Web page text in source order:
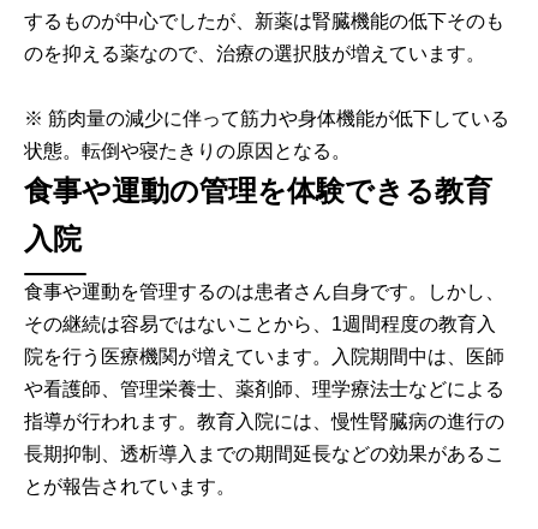
するものが中心でしたが、新薬は腎臓機能の低下そのも
のを抑える薬なので、治療の選択肢が増えています。
※ 筋肉量の減少に伴って筋力や身体機能が低下している
状態。転倒や寝たきりの原因となる。
食事や運動の管理を体験できる教育
入院
食事や運動を管理するのは患者さん自身です。しかし、
その継続は容易ではないことから、1週間程度の教育入
院を行う医療機関が増えています。入院期間中は、医師
や看護師、管理栄養士、薬剤師、理学療法士などによる
指導が行われます。教育入院には、慢性腎臓病の進行の
長期抑制、透析導入までの期間延長などの効果があるこ
とが報告されています。